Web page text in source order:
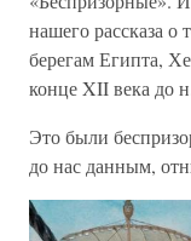
нашего рассказа о
берегам Египта,
конце XII века до
Это были
до нас данным,